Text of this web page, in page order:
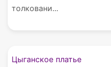
толковани...
Цыганское платье